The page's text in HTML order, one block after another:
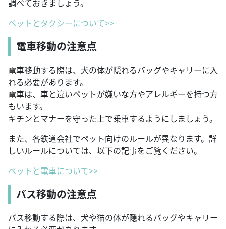
調べておきましょう。
ペットとタクシーについて>>
電車移動の注意点
電車移動する際は、犬の体が隠れるバッグやキャリーに入
れる必要があります。
電車は、車と違いペットが嫌いな方やアレルギーを持つ方
もいます。
キチンとマナーを守った上で乗車するようにしましょう。
また、各鉄道会社でペット向けのルールが異なります。詳
しいルールについては、以下の記事をご覧ください。
ペットと電車について>>
バス移動の注意点
バス移動する際は、犬や猫の体が隠れるバッグやキャリー